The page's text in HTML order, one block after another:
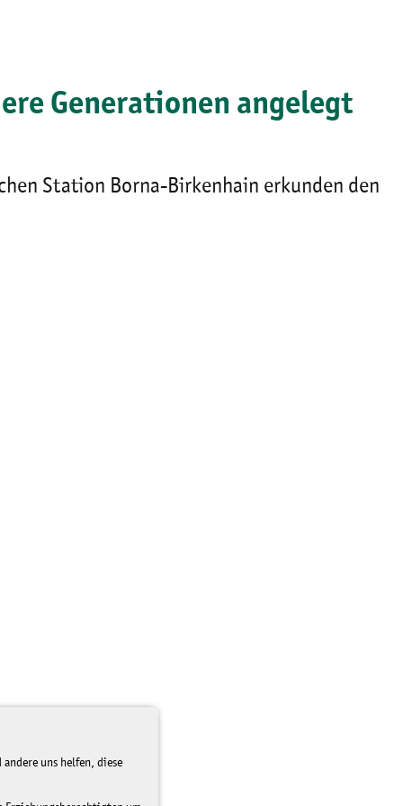
uns helfen, diese
Generationen angelegt
Station Borna-Birkenhain erkunden den